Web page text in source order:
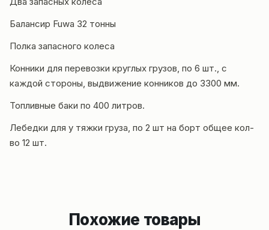
Балансир Fuwa 32 тонны
Полка запасного колеса
Конники для перевозки круглых грузов, по 6 шт., с
каждой стороны, выдвижение конников до 3300 мм.
Топливные баки по 400 литров.
Лебедки для у тяжки груза, по 2 шт на борт общее кол-
во 12 шт.
Похожие товары